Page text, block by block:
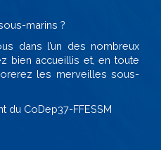
marins ?
dans l’un des nombreux
bien accueillis et, en toute
les merveilles sous-
du CoDep37-FFESSM